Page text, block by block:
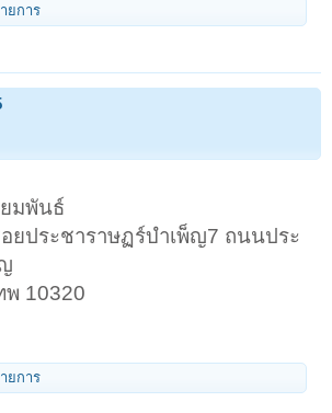
ยการ
มพันธ์
ยประชาราษฏร์บำเพ็ญ7 ถนนประ
พ 10320
ยการ